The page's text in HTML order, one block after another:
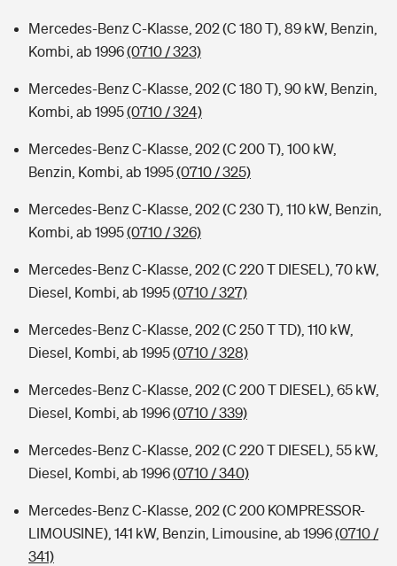
Mercedes-Benz C-Klasse, 202 (C 180 T), 89 kW, Benzin,
Kombi, ab 1996(0710 / 323)
Mercedes-Benz C-Klasse, 202 (C 180 T), 90 kW, Benzin,
Kombi, ab 1995(0710 / 324)
Mercedes-Benz C-Klasse, 202 (C 200 T), 100 kW,
Benzin, Kombi, ab 1995(0710 / 325)
Mercedes-Benz C-Klasse, 202 (C 230 T), 110 kW, Benzin,
Kombi, ab 1995(0710 / 326)
Mercedes-Benz C-Klasse, 202 (C 220 T DIESEL), 70 kW,
Diesel, Kombi, ab 1995(0710 / 327)
Mercedes-Benz C-Klasse, 202 (C 250 T TD), 110 kW,
Diesel, Kombi, ab 1995(0710 / 328)
Mercedes-Benz C-Klasse, 202 (C 200 T DIESEL), 65 kW,
Diesel, Kombi, ab 1996(0710 / 339)
Mercedes-Benz C-Klasse, 202 (C 220 T DIESEL), 55 kW,
Diesel, Kombi, ab 1996(0710 / 340)
Mercedes-Benz C-Klasse, 202 (C 200 KOMPRESSOR-
LIMOUSINE), 141 kW, Benzin, Limousine, ab 1996(0710 /
341)